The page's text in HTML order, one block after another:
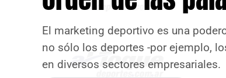
El marketing deportivo es una
no sólo los deportes -por ejemplo,
en diversos sectores empresariales.